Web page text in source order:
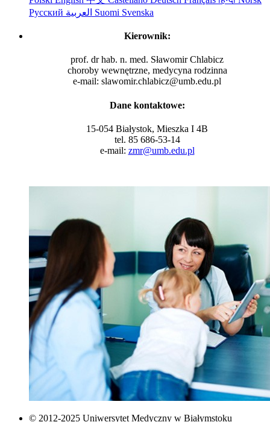
Русский
Suomi Svenska
Kierownik:
prof. dr hab. n. med. Sławomir Chlabicz
choroby wewnętrzne, medycyna rodzinna
e-mail: slawomir.chlabicz@umb.edu.pl
Dane kontaktowe:
15-054 Białystok, Mieszka I 4B
tel. 85 686-53-14
e-mail: zmr@umb.edu.pl
© 2012-2025 Uniwersytet Medyczny w Białymstoku